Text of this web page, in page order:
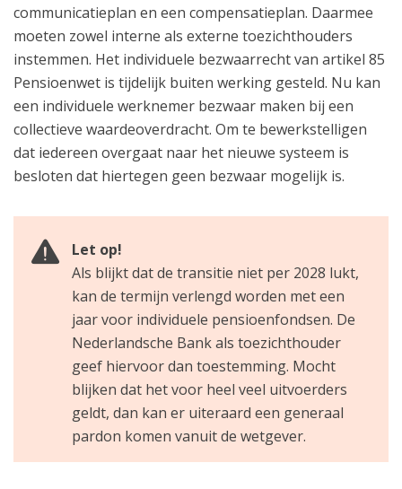
communicatieplan en een compensatieplan. Daarmee
moeten zowel interne als externe toezichthouders
instemmen. Het individuele bezwaarrecht van artikel 85
Pensioenwet is tijdelijk buiten werking gesteld. Nu kan
een individuele werknemer bezwaar maken bij een
collectieve waardeoverdracht. Om te bewerkstelligen
dat iedereen overgaat naar het nieuwe systeem is
besloten dat hiertegen geen bezwaar mogelijk is.
Let op!
Als blijkt dat de transitie niet per 2028 lukt,
kan de termijn verlengd worden met een
jaar voor individuele pensioenfondsen. De
Nederlandsche Bank als toezichthouder
geef hiervoor dan toestemming. Mocht
blijken dat het voor heel veel uitvoerders
geldt, dan kan er uiteraard een generaal
pardon komen vanuit de wetgever.